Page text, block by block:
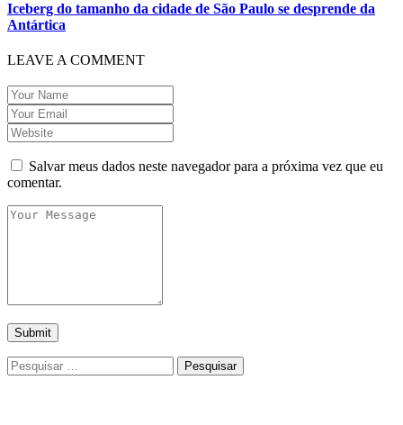
Iceberg do tamanho da cidade de São Paulo se desprende da
Antártica
LEAVE A COMMENT
Salvar meus dados neste navegador para a próxima vez que eu
comentar.
Pesquisar
por: